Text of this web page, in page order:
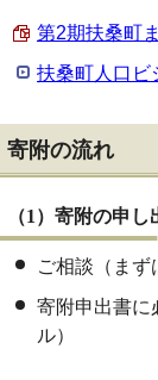
第2期扶桑町
扶桑町人口ビ
寄附の流れ
（1）寄附の申し
ご相談（まず
寄附申出書に
ル）